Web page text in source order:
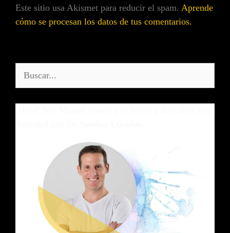
Este sitio usa Akismet para reducir el spam. Aprende
cómo se procesan los datos de tus comentarios.